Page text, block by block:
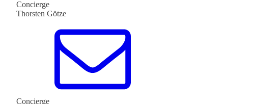
Concierge
Thorsten Götze
Concierge